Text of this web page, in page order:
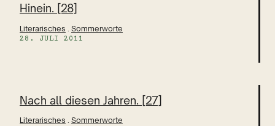
Hinein. [28]
Literarisches . Sommerworte
28. JULI 2011
Nach all diesen Jahren. [27]
Literarisches . Sommerworte